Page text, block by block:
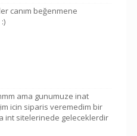
canım beğenmene
ama gunumuze inat
icin siparis veremedim bir
int sitelerinede geleceklerdir